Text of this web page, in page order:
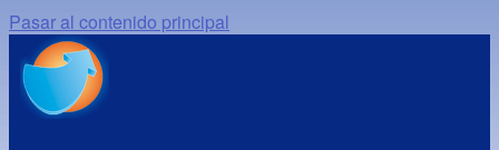
Pasar al contenido principal